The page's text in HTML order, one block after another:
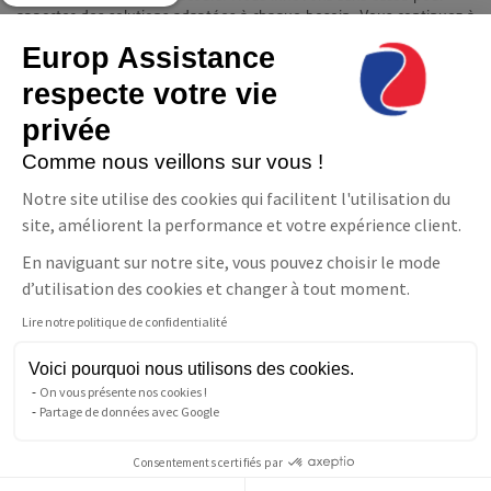
Europ Assistance
respecte votre vie
privée
Comme nous veillons sur vous !
Notre site utilise des cookies qui facilitent l'utilisation du
site, améliorent la performance et votre expérience client.
En naviguant sur notre site, vous pouvez choisir le mode
d’utilisation des cookies et changer à tout moment.
Lire notre politique de confidentialité
Voici pourquoi nous utilisons des cookies.
On vous présente nos cookies !
Partage de données avec Google
Consentements certifiés par
apporter des solutions adaptées à chaque besoin. Vous continuez à
Contact
Europ Assistance La Téléassistance
11-17 avenue François Mitterrand 93210 Saint-Denis
08 06 23 10 10(prix d'un appel local)
NOUS CONTACTER
Suivez-nous
Facebook
LinkedInYouTube
Copyright © Europ Assistance La Téléassistance 2026